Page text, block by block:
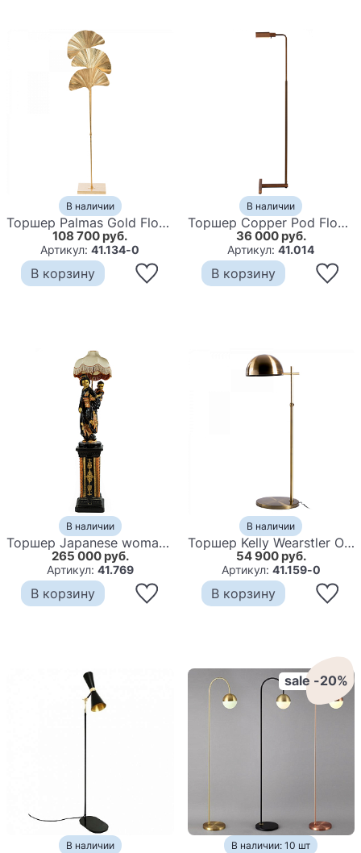
В наличии
Торшер Palmas Gold Floor Lamp
108 700 руб.
Артикул:41.134-0
В корзину
В наличии
Торшер Copper Pod Floor Lamp
36 000 руб.
Артикул:41.014
В корзину
В наличии
Торшер Japanese woman Floor lamp
265 000 руб.
Артикул: 41.769
В корзину
В наличии
Торшер Kelly Wearstler One Light Floor Lamp
54 900 руб.
Артикул: 41.159-0
В корзину
В наличии
sale -20%
В наличии: 10 шт